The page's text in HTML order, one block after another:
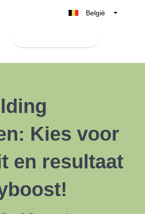
België
Nederland
Kies voor
en resultaat